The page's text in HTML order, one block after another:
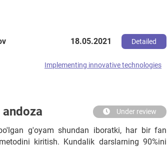
18.05.2021 Detailed
Implementing innovative technologies
Under review
g'oyam shundan iboratki, har bir fan
kiritish. Kundalik darslarning 90%ini